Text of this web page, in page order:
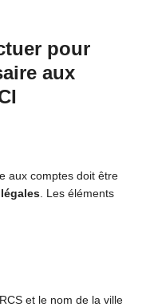
pour
aux
aux comptes doit être
. Les éléments
et le nom de la ville